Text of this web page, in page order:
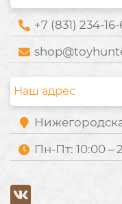
+7 (831) 234-
Наш адрес
Пн-Пт: 10:00 –